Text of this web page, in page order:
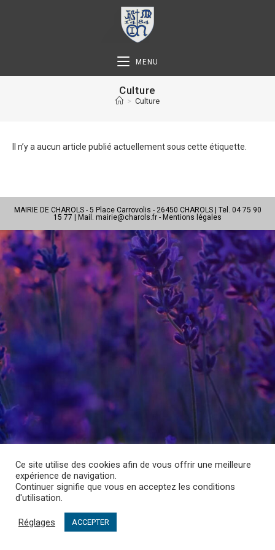
MENU
Culture
> Culture
Il n’y a aucun article publié actuellement sous cette étiquette.
MAIRIE DE CHAROLS - 5 Place Carrovolis - 26450 CHAROLS | Tel. 04 75 90
15 77 | Mail. mairie@charols.fr - Mentions légales
Ce site utilise des cookies afin de vous offrir une meilleure
expérience de navigation.
Continuer signifie que vous en acceptez les conditions
d'utilisation.
Réglages ACCEPTER